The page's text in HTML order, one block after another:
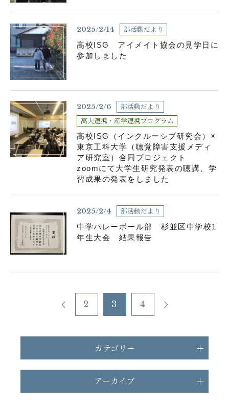
2025/2/14 部活動だより
高校ISG アイメイト協会の見学日に
参加しました
2025/2/6
部活動だより
高大連携・産学連携プログラム
高校ISG（インクルーシブ研究会）×
東京工科大学（聴覚障害支援メディ
ア研究室）合同プロジェクト
zoomにて大学生研究発表の聴講、学
習成果の発表をしました
2025/2/4 部活動だより
中学バレーボール部 杉並区中学校1
年生大会 結果報告
2 3 4
カテゴリー
アーカイブ